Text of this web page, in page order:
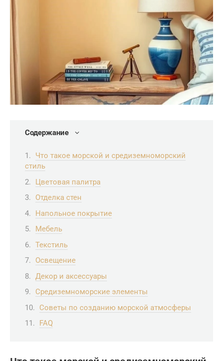
Содержание
Что такое морской и средиземноморский
стиль
Цветовая палитра
Отделка стен
Напольное покрытие
Мебель
Текстиль
Освещение
Декор и аксессуары
Средиземноморские элементы
Советы по созданию морской атмосферы
FAQ